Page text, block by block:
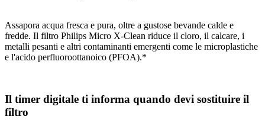
Assapora acqua fresca e pura, oltre a gustose bevande calde e
fredde. Il filtro Philips Micro X-Clean riduce il cloro, il calcare, i
metalli pesanti e altri contaminanti emergenti come le microplastiche
e l'acido perfluoroottanoico (PFOA).*
Il timer digitale ti informa quando devi sostituire il
filtro